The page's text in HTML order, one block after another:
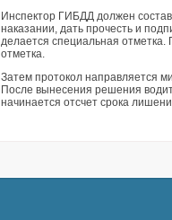
Инспектор ГИБДД должен
наказании, дать прочесть и
делается специальная отметка.
отметка.
Затем протокол направляется
После вынесения решения
начинается отсчет срока